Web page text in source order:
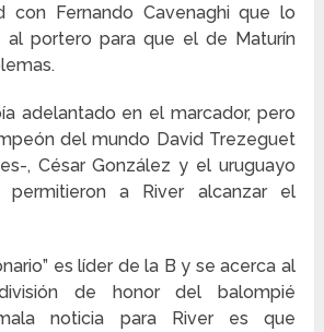
con Fernando Cavenaghi que lo
portero para que el de Maturín
adelantado en el marcador, pero
del mundo David Trezeguet
, César González y el uruguayo
permitieron a River alcanzar el
es líder de la B y se acerca al
de honor del balompié
noticia para River es que